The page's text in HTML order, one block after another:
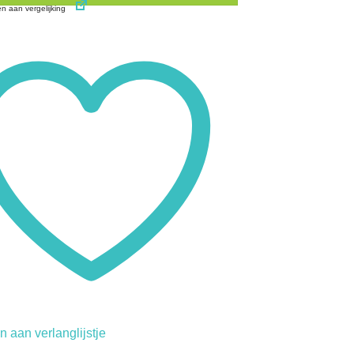
aan vergelijking
aan verlanglijstje